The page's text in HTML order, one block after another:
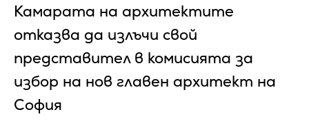
Камарата на архитектите
отказва да излъчи свой
представител в комисията за
избор на нов главен архитект на
София